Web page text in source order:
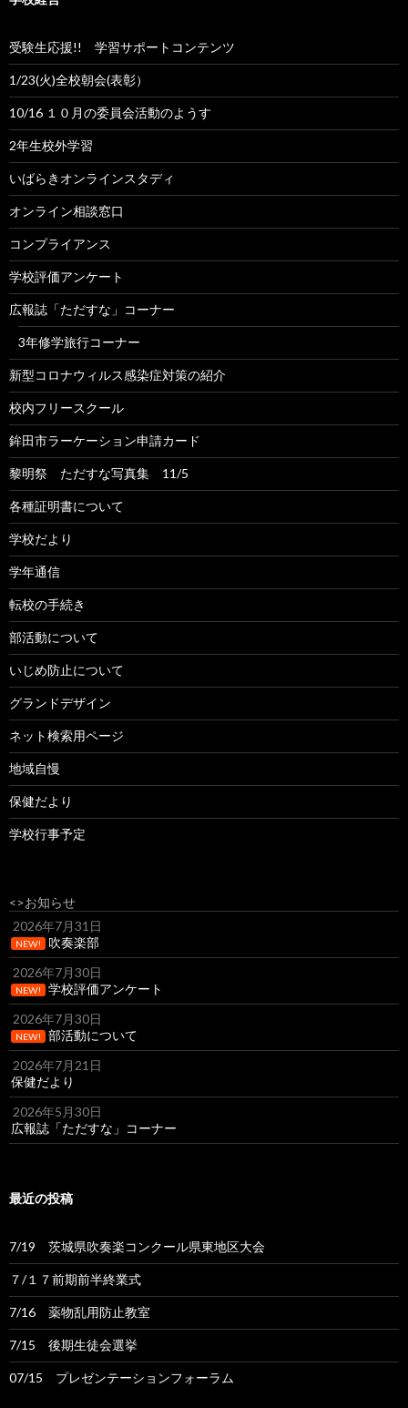
受験生応援!! 学習サポートコンテンツ
1/23(火)全校朝会(表彰）
10/16 １０月の委員会活動のようす
2年生校外学習
いばらきオンラインスタディ
オンライン相談窓口
コンプライアンス
学校評価アンケート
広報誌「ただすな」コーナー
3年修学旅行コーナー
新型コロナウィルス感染症対策の紹介
校内フリースクール
鉾田市ラーケーション申請カード
黎明祭 ただすな写真集 11/5
各種証明書について
学校だより
学年通信
転校の手続き
部活動について
いじめ防止について
グランドデザイン
ネット検索用ページ
地域自慢
保健だより
学校行事予定
<>お知らせ
2026年7月31日
NEW!
吹奏楽部
2026年7月30日
NEW!
学校評価アンケート
2026年7月30日
NEW!
部活動について
2026年7月21日
保健だより
2026年5月30日
広報誌「ただすな」コーナー
最近の投稿
7/19 茨城県吹奏楽コンクール県東地区大会
７/１７前期前半終業式
7/16 薬物乱用防止教室
7/15 後期生徒会選挙
07/15 プレゼンテーションフォーラム